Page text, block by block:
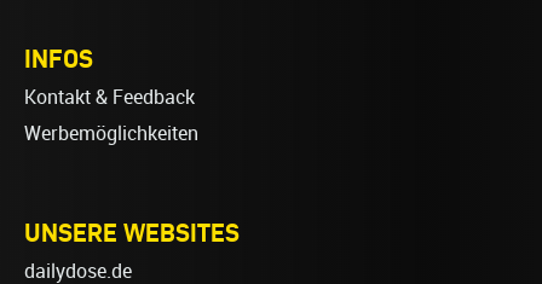
INFOS
Kontakt & Feedback
Werbemöglichkeiten
UNSERE WEBSITES
dailydose.de